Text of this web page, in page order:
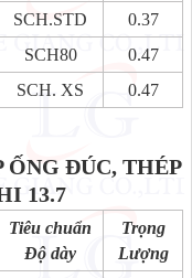
SCH.STD
0.37
SCH80
0.47
SCH. XS 0.47
ĐÚC, THÉP
13.7
Tiêu chuẩn
Độ dày
Trọng
Lượng